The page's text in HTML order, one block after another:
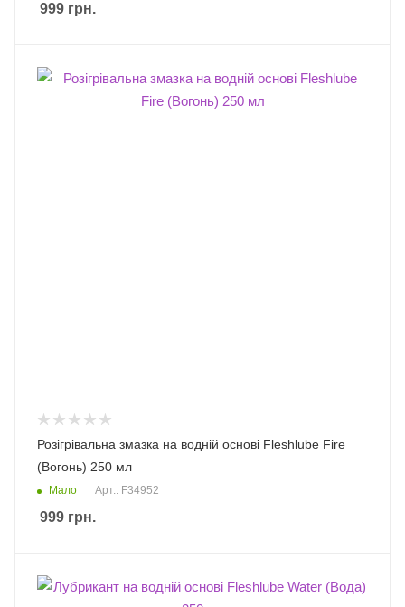
999 грн.
Розігрівальна змазка на водній основі Fleshlube Fire
(Вогонь) 250 мл
Мало Арт.: F34952
999 грн.